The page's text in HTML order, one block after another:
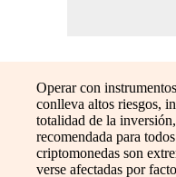
Operar con
conlleva altos riesgos,
totalidad de la
recomendada para
criptomonedas son
verse afectadas por